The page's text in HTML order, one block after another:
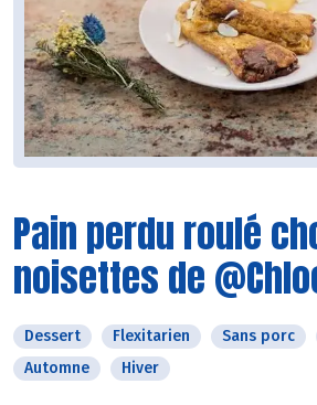
Pain perdu roulé
noisettes de
Dessert Flexitarien Sans porc
Automne
Hiver